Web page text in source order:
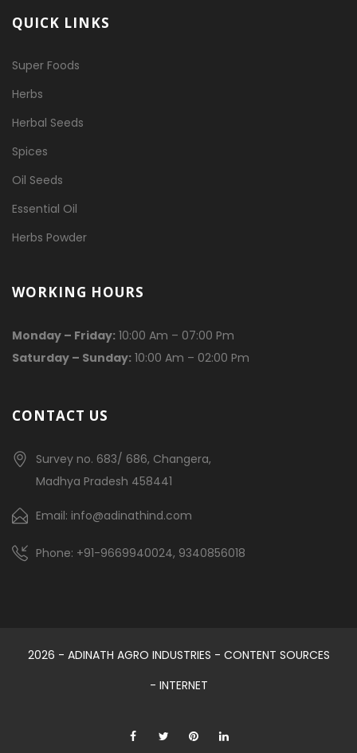
QUICK LINKS
Super Foods
Herbs
Herbal Seeds
Spices
Oil Seeds
Essential Oil
Herbs Powder
WORKING HOURS
Monday – Friday: 10:00 Am – 07:00 Pm
Saturday – Sunday: 10:00 Am – 02:00 Pm
CONTACT US
Survey no. 683/ 686, Changera,
Madhya Pradesh 458441
Email: info@adinathind.com
Phone: +91-9669940024, 9340856018
2026 - ADINATH AGRO INDUSTRIES - CONTENT SOURCES
- INTERNET